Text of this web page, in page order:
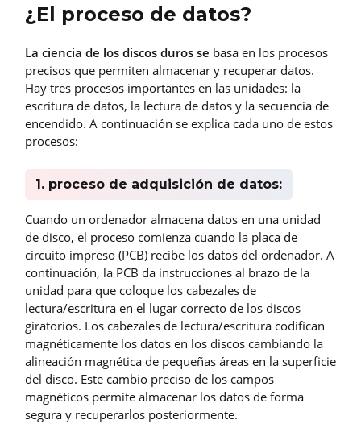
¿El proceso de datos?
La ciencia de los discos duros se basa en los procesos
precisos que permiten almacenar y recuperar datos.
Hay tres procesos importantes en las unidades: la
escritura de datos, la lectura de datos y la secuencia de
encendido. A continuación se explica cada uno de estos
procesos:
1. proceso de adquisición de datos:
Cuando un ordenador almacena datos en una unidad
de disco, el proceso comienza cuando la placa de
circuito impreso (PCB) recibe los datos del ordenador. A
continuación, la PCB da instrucciones al brazo de la
unidad para que coloque los cabezales de
lectura/escritura en el lugar correcto de los discos
giratorios. Los cabezales de lectura/escritura codifican
magnéticamente los datos en los discos cambiando la
alineación magnética de pequeñas áreas en la superficie
del disco. Este cambio preciso de los campos
magnéticos permite almacenar los datos de forma
segura y recuperarlos posteriormente.